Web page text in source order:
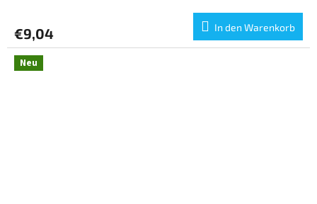
€9,04 In den Warenkorb
Neu